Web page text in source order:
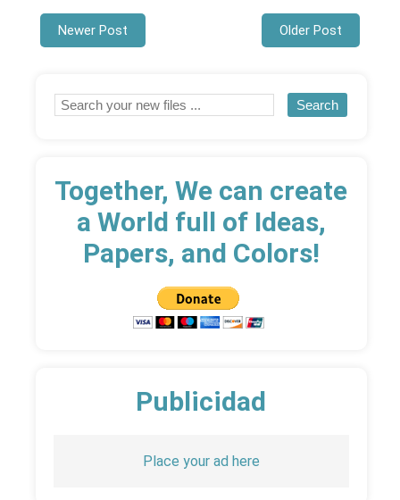
Newer Post Older Post
Together, We can create
a World full of Ideas,
Papers, and Colors!
Publicidad
Place your ad here